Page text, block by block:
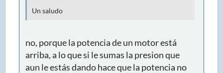
Un saludo
no, porque la potencia de un motor está
arriba, a lo que si le sumas la presion que
aun le estás dando hace que la potencia no